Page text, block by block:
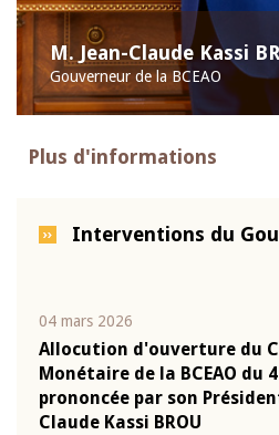
M. Jean-Claude Kassi
Gouverneur de la BCEAO
Plus d'informations
Interventions du
04 mars 2026
Allocution d'ouverture du
Monétaire de la BCEAO du
prononcée par son
Claude Kassi BROU